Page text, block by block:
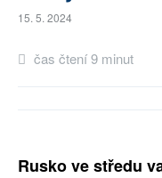
RUBRIKY
15. 5. 2024
čas čtení 9 minut
Rusko ve středu